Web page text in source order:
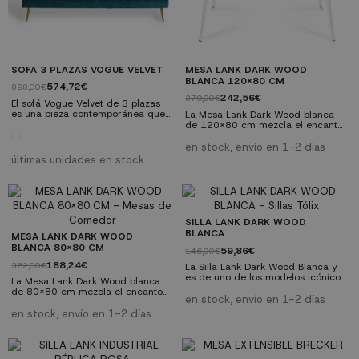
SOFA 3 PLAZAS VOGUE VELVET
898,00€574,72€
El sofá Vogue Velvet de 3 plazas
es una pieza contemporánea que
combina elegancia y comodidad
contrachapado y tapizado en
terciopelo lavable, este sofá añade
ambiente. Sus patas metálicas en
baño de oro proporcionan un
soporte resistente y añaden un
últimas unidades en stock
MESA LANK DARK WOOD
BLANCA 120x80 CM
379,00€242,56€
La Mesa Lank Dark Wood blanca
de 120x80 cm mezcla el encanto
ideal para diversos entornos,
desde restaurantes hasta
del diseño moderno.
Características técnicas:
Estructura de cuatro patas
metálicas blancas y una tapa
cuadrada de madera de haya
oscura....
en stock, envío en 1-2 días
MESA LANK DARK WOOD
BLANCA 80x80 CM
362,00€188,24€
La Mesa Lank Dark Wood blanca
de 80x80 cm mezcla el encanto
ideal para diversos entornos,
desde restaurantes hasta
de nuestra gama Lank, un icono
del diseño moderno.
en stock, envío en 1-2 días
SILLA LANK DARK WOOD
BLANCA
146,00€59,86€
La Silla Lank Dark Wood Blanca y
es de uno de los modelos icónicos
inspirada en la silla Tólix de Xavier
Pauchard. Sus formas simples, su
esta silla en un clásico atemporal
que actualmente se reivindica con
en stock, envío en 1-2 días